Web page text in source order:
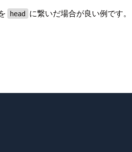
head に繋いだ場合が良い例です。